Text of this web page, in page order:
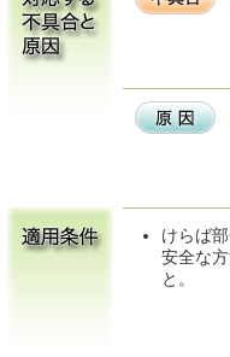
けらば
安全な
と。